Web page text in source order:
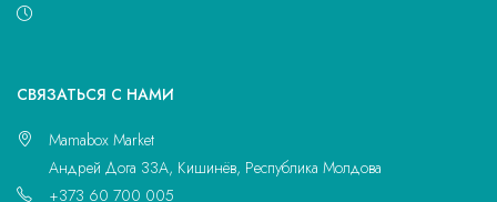
CВЯЗАТЬСЯ С НАМИ
Mamabox Market
Андрей Дога 33A, Кишинёв, Республика Молдова
+373 60 700 005